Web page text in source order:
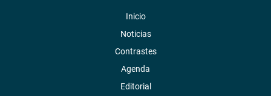
Inicio
Noticias
Contrastes
Agenda
Editorial